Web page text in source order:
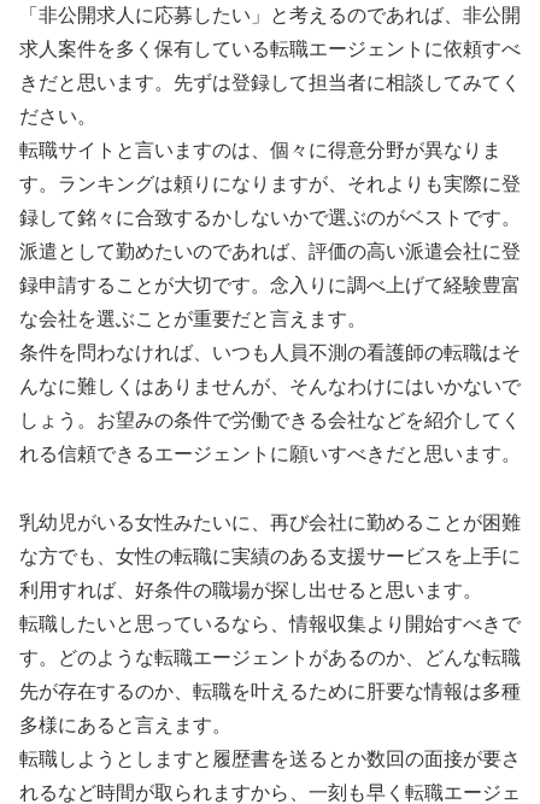
「非公開求人に応募したい」と考えるのであれば、非公開
求人案件を多く保有している転職エージェントに依頼すべ
きだと思います。先ずは登録して担当者に相談してみてく
ださい。
転職サイトと言いますのは、個々に得意分野が異なりま
す。ランキングは頼りになりますが、それよりも実際に登
録して銘々に合致するかしないかで選ぶのがベストです。
派遣として勤めたいのであれば、評価の高い派遣会社に登
録申請することが大切です。念入りに調べ上げて経験豊富
な会社を選ぶことが重要だと言えます。
条件を問わなければ、いつも人員不測の看護師の転職はそ
んなに難しくはありませんが、そんなわけにはいかないで
しょう。お望みの条件で労働できる会社などを紹介してく
れる信頼できるエージェントに願いすべきだと思います。
乳幼児がいる女性みたいに、再び会社に勤めることが困難
な方でも、女性の転職に実績のある支援サービスを上手に
利用すれば、好条件の職場が探し出せると思います。
転職したいと思っているなら、情報収集より開始すべきで
す。どのような転職エージェントがあるのか、どんな転職
先が存在するのか、転職を叶えるために肝要な情報は多種
多様にあると言えます。
転職しようとしますと履歴書を送るとか数回の面接が要さ
れるなど時間が取られますから、一刻も早く転職エージェ